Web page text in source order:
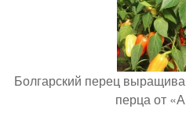
Болгарский перец
перца от